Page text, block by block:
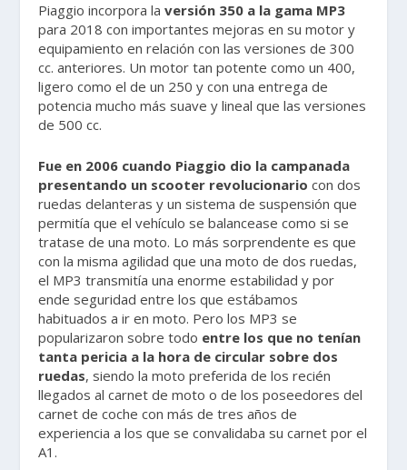
Piaggio incorpora laversión 350 a la gama MP3
para 2018 con importantes mejoras en su motor y
equipamiento en relación con las versiones de 300
cc. anteriores. Un motor tan potente como un 400,
ligero como el de un 250 y con una entrega de
potencia mucho más suave y lineal que las versiones
de 500 cc.
Fue en 2006 cuando Piaggio dio la campanada
presentando un scooter revolucionario con dos
ruedas delanteras y un sistema de suspensión que
permitía que el vehículo se balancease como si se
tratase de una moto. Lo más sorprendente es que
con la misma agilidad que una moto de dos ruedas,
el MP3 transmitía una enorme estabilidad y por
ende seguridad entre los que estábamos
habituados a ir en moto. Pero los MP3 se
popularizaron sobre todo entre los que no tenían
tanta pericia a la hora de circular sobre dos
ruedas, siendo la moto preferida de los recién
llegados al carnet de moto o de los poseedores del
carnet de coche con más de tres años de
experiencia a los que se convalidaba su carnet por el
A1.